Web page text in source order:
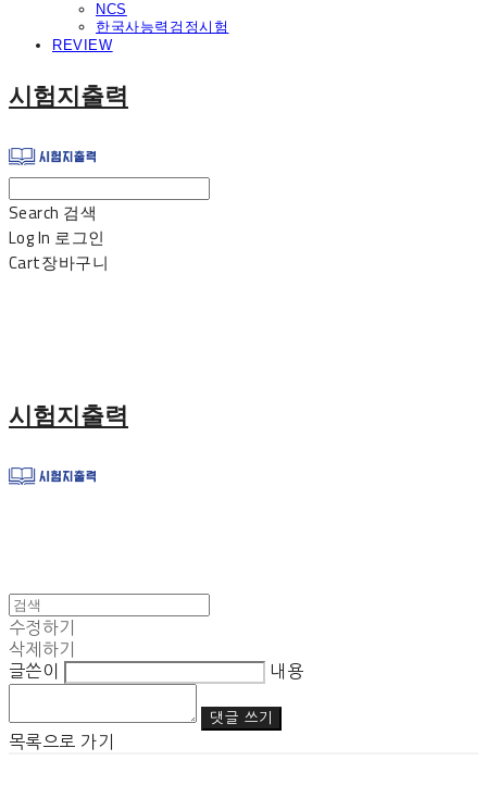
NCS
한국사능력검정시험
REVIEW
시험지출력
Search 검색
Log In 로그인
Cart장바구니
시험지출력
수정하기
삭제하기
글쓴이
내용
댓글 쓰기
목록으로 가기